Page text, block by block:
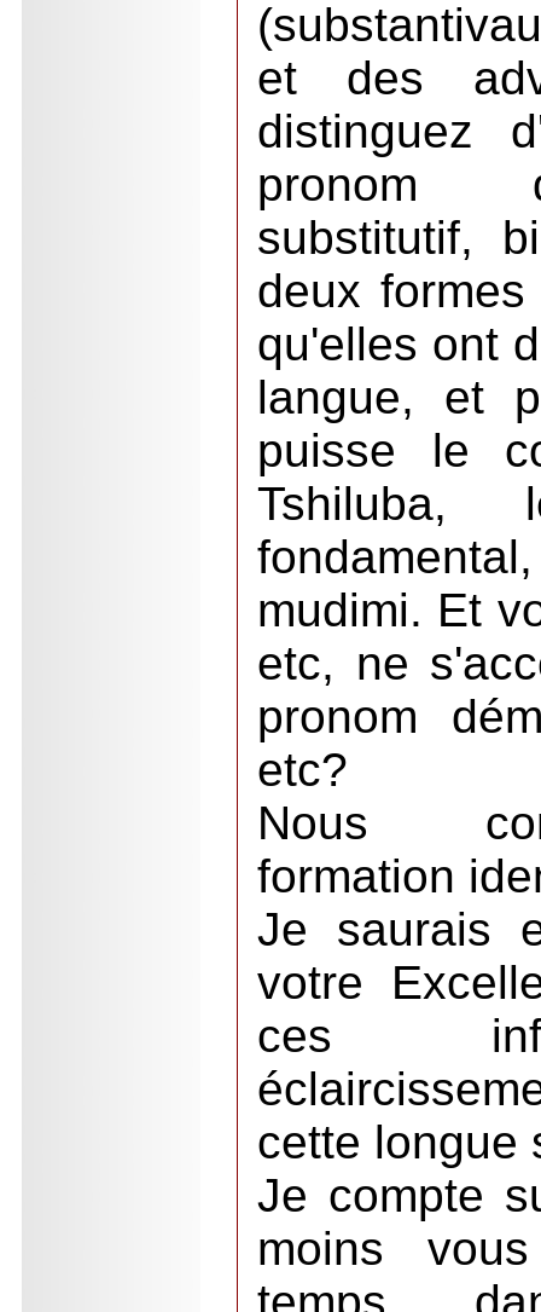
et des
distinguez
pronom
substitutif,
deux
qu'elles ont
langue, et
puisse le
Tshiluba,
mudimi. Et
etc, ne
pronom
etc?
Nous
formation
Je saurais
votre
ces
cette longue
Je compte
moins
temps,